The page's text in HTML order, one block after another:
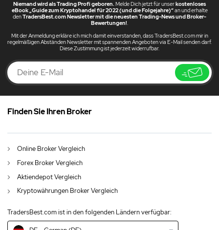
Niemand wird als Trading Profi geboren.Melde Dich jetzt für unserkostenloses
eBook „Guide zum Kryptohandel für 2022 (und die Folgejahre)“an und erhalte
denTradersBest.com Newsletter mit die neuesten Trading-News und Broker-
Bewertungen!.
Mit der Anmeldung erkläre ich mich damit einverstanden, dass TradersBest.com mir in
regelmäßigen Abständen Newsletter mit spannenden Angeboten via E-Mail senden darf.
Diese Zustimmung ist jederzeit widerrufbar.
Finden Sie Ihren Broker
Online Broker Vergleich
Forex Broker Vergleich
Aktiendepot Vergleich
Kryptowährungen Broker Vergleich
TradersBest.com ist in den folgenden Ländern verfügbar:
DE
AU English (AU)
English (CA)
GB English (UK)
IN English (IN)
NZ English (NZ)